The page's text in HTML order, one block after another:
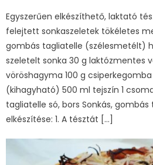
Egyszerűen elkészíthető, laktató
felejtett sonkaszeletek tökéletes
gombás tagliatelle (szélesmetélt)
szeletelt sonka 30 g laktózmentes
vöröshagyma 100 g
(kihagyható) 500 ml tejszín 1
tagliatelle só, bors Sonkás,
elkészítése: 1. A tésztát […]